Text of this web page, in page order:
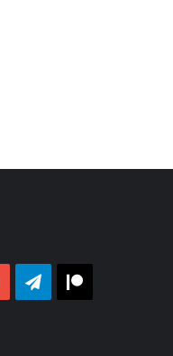
YouTubeTelegram